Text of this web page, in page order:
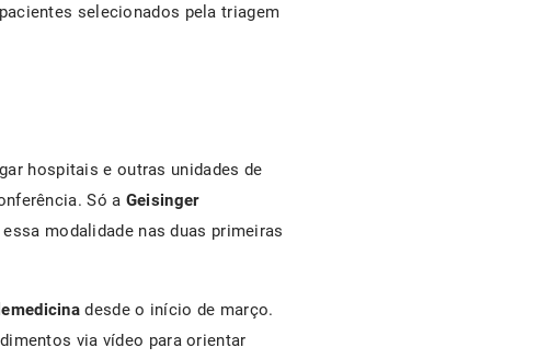
selecionados pela triagem
hospitais e outras unidades de
Só a Geisinger
modalidade nas duas primeiras
desde o início de março.
via vídeo para orientar